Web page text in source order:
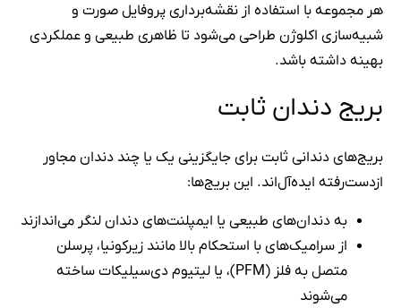
هر مجموعه با استفاده از نقشه‌برداری پروفایل صورت و
شبیه‌سازی اکلوژن طراحی می‌شود تا ظاهری طبیعی و عملکردی
بهینه داشته باشد.
بریج‌ دندان ثابت
بریج‌های دندانی ثابت برای جایگزینی یک یا چند دندان مجاور
ازدست‌رفته ایده‌آل‌اند. این بریج‌ها:
به دندان‌های طبیعی یا ایمپلنت‌های دندان لنگر می‌اندازند
از سرامیک‌های با استحکام بالا مانند زیرکونیا، پرسلن
متصل به فلز (PFM)، یا لیتیوم دی‌سیلیکات ساخته
می‌شوند